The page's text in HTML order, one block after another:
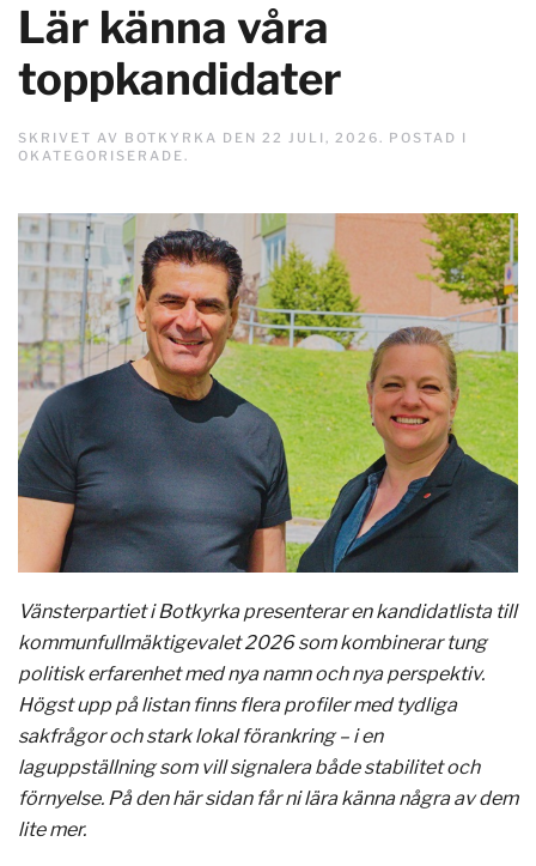
Lär känna våra
toppkandidater
SKRIVET AV BOTKYRKA DEN 22 JULI, 2026. POSTAD I
OKATEGORISERADE.
Vänsterpartiet i Botkyrka presenterar en kandidatlista till
kommunfullmäktigevalet 2026 som kombinerar tung
politisk erfarenhet med nya namn och nya perspektiv.
Högst upp på listan finns flera profiler med tydliga
sakfrågor och stark lokal förankring – i en
laguppställning som vill signalera både stabilitet och
förnyelse. På den här sidan får ni lära känna några av dem
lite mer.